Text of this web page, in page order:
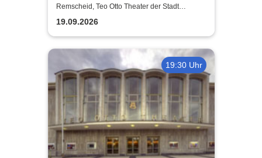
Otto Theater der Stadt
Remscheid
Remscheid, Teo Otto Theater der Stadt
Remscheid
19.09.2026
19:30 Uhr